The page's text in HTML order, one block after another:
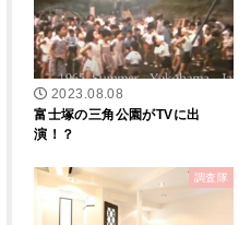
2023.08.08
富士塚の三角公園がTVに出
演！？
調査隊